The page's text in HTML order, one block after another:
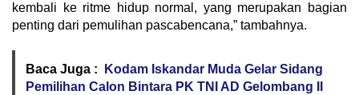
kembali ke ritme hidup normal, yang merupakan bagian
penting dari pemulihan pascabencana,” tambahnya.
Baca Juga :
Kodam Iskandar Muda Gelar Sidang
Pemilihan Calon Bintara PK TNI AD Gelombang II